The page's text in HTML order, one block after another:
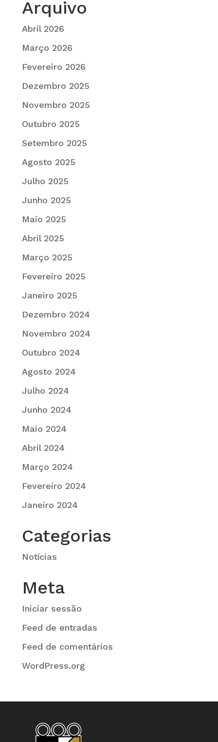
Arquivo
Abril 2026
Março 2026
Fevereiro 2026
Dezembro 2025
Novembro 2025
Outubro 2025
Setembro 2025
Agosto 2025
Julho 2025
Junho 2025
Maio 2025
Abril 2025
Março 2025
Fevereiro 2025
Janeiro 2025
Dezembro 2024
Novembro 2024
Outubro 2024
Agosto 2024
Julho 2024
Junho 2024
Maio 2024
Abril 2024
Março 2024
Fevereiro 2024
Janeiro 2024
Categorias
Notícias
Meta
Iniciar sessão
Feed de entradas
Feed de comentários
WordPress.org